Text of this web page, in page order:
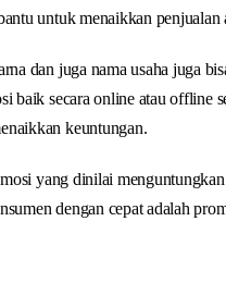
untuk menaikkan penjualan
dan juga nama usaha juga
baik secara online atau offline
keuntungan.
yang dinilai
dengan cepat adalah